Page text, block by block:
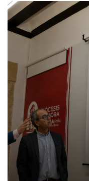
COMPLIANCE
DOCTRINA DE LA
PORTAL DE
RENDICIÓN CUENTAS
PREGUNTAS
PASTORAL SAMARITANA
CENTROS SOCIALES
APOSTOLADO SEGLAR
VIDA CONSAGRADA
IMÁGENES
AUDIOS